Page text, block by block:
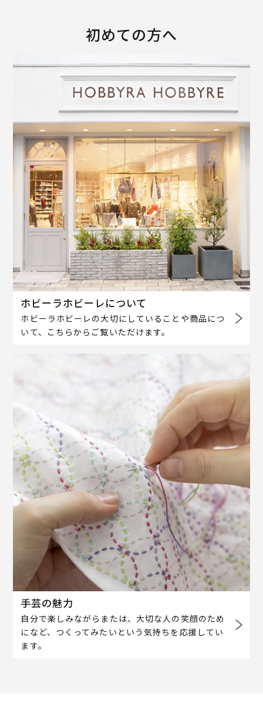
初めての方へ
ホビーラホビーレについて
ホビーラホビーレの大切にしていることや商品につ
いて、こちらからご覧いただけます。
手芸の魅力
自分で楽しみながらまたは、大切な人の笑顔のため
になど、つくってみたいという気持ちを応援してい
ます。